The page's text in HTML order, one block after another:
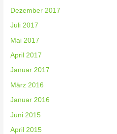
Dezember 2017
Juli 2017
Mai 2017
April 2017
Januar 2017
März 2016
Januar 2016
Juni 2015
April 2015